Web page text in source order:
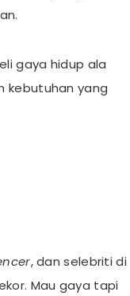
gaya hidup ala
kebutuhan yang
, dan selebriti di
Mau gaya tapi